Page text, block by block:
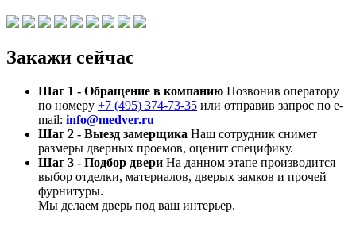
Закажи сейчас
Шаг 1 - Обращение в компанию Позвонив оператору
по номеру +7 (495) 374-73-35 или отправив запрос по e-
mail: info@medver.ru
Шаг 2 - Выезд замерщика Наш сотрудник снимет
размеры дверных проемов, оценит специфику.
Шаг 3 - Подбор двери На данном этапе производится
выбор отделки, материалов, дверых замков и прочей
фурнитуры.
Мы делаем дверь под ваш интерьер.